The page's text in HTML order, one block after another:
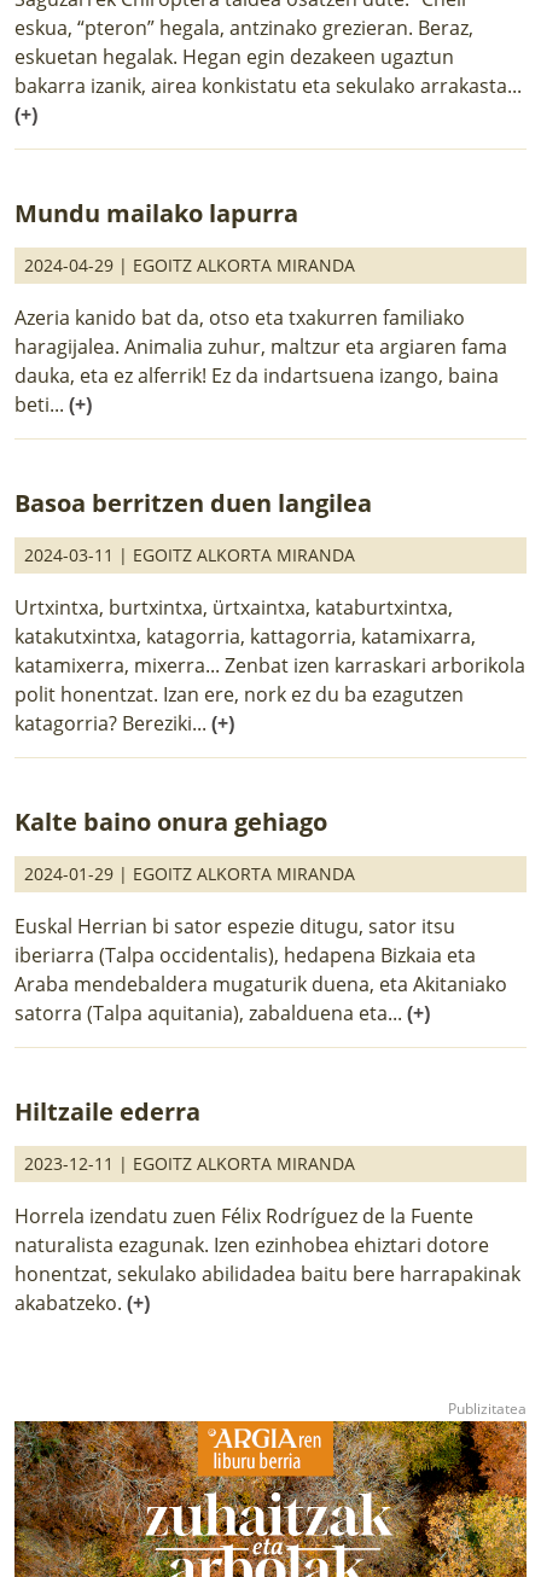
eskua, “pteron” hegala, antzinako grezieran. Beraz,
eskuetan hegalak. Hegan egin dezakeen ugaztun
bakarra izanik, airea konkistatu eta sekulako arrakasta...
(+)
Mundu mailako lapurra
2024-04-29 | EGOITZ ALKORTA MIRANDA
Azeria kanido bat da, otso eta txakurren familiako
haragijalea. Animalia zuhur, maltzur eta argiaren fama
dauka, eta ez alferrik! Ez da indartsuena izango, baina
beti... (+)
Basoa berritzen duen langilea
2024-03-11 | EGOITZ ALKORTA MIRANDA
Urtxintxa, burtxintxa, ürtxaintxa, kataburtxintxa,
katakutxintxa, katagorria, kattagorria, katamixarra,
katamixerra, mixerra... Zenbat izen karraskari arborikola
polit honentzat. Izan ere, nork ez du ba ezagutzen
katagorria? Bereziki... (+)
Kalte baino onura gehiago
2024-01-29 | EGOITZ ALKORTA MIRANDA
Euskal Herrian bi sator espezie ditugu, sator itsu
iberiarra (Talpa occidentalis), hedapena Bizkaia eta
Araba mendebaldera mugaturik duena, eta Akitaniako
satorra (Talpa aquitania), zabalduena eta... (+)
Hiltzaile ederra
2023-12-11 | EGOITZ ALKORTA MIRANDA
Horrela izendatu zuen Félix Rodríguez de la Fuente
naturalista ezagunak. Izen ezinhobea ehiztari dotore
honentzat, sekulako abilidadea baitu bere harrapakinak
akabatzeko. (+)